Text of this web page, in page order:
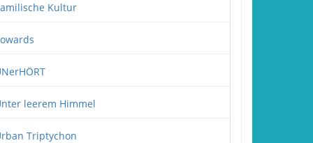
Kultur
leerem Himmel
Triptychon